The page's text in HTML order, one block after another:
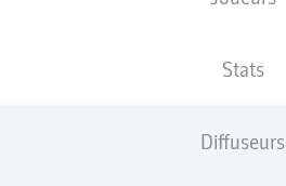
Stats
Diffuseurs